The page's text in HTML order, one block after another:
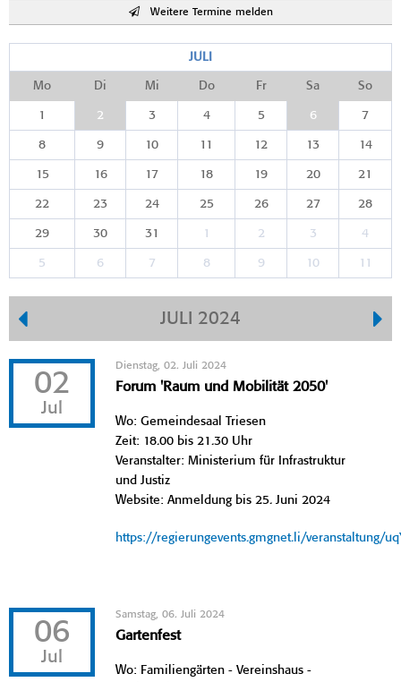
Weitere Termine melden
JULI
Mo Di Mi Do Fr Sa So
1 2 3 4 5 6 7
8 9 10 11 12 13 14
15 16 17 18 19 20 21
22 23 24 25 26 27 28
29 30 31 1 2 3 4
5 6 7 8 9 10 11
JULI 2024
02
Jul
Dienstag, 02. Juli 2024
Forum 'Raum und Mobilität 2050'
Wo: Gemeindesaal Triesen
Zeit: 18.00 bis 21.30 Uhr
Veranstalter: Ministerium für Infrastruktur
und Justiz
Website: Anmeldung bis 25. Juni 2024
https://regierungevents.gmgnet.li/veranstaltung/
06
Jul
Samstag, 06. Juli 2024
Gartenfest
Wo: Familiengärten - Vereinshaus -